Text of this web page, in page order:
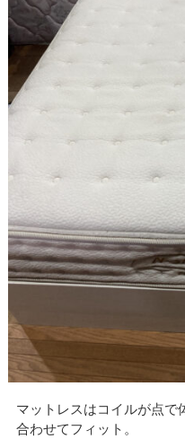
マットレスはコイルが点で
合わせてフィット。